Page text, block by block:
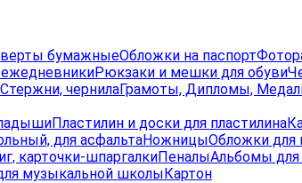
бумажныеОбложки на паспорт
Рюкзаки и мешки для обуви
Стержни, чернилаГрамоты, Дипломы,
Пластилин и доски для пластилина
для асфальтаНожницыОбложки для
карточки-шпаргалкиПеналыАльбомы для
музыкальной школыКартон